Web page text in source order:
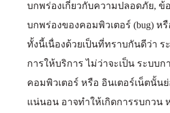
บกพร่องเกี่ยวกับความปลอดภัย, ข้
บกพร่องของคอมพิวเตอร์ (bug) หรื
ทั้งนี้เนื่องด้วยเป็นที่ทราบกันดีว่า ร
การให้บริการ ไม่ว่าจะเป็น ระบบก
คอมพิวเตอร์ หรือ อินเตอร์เน็ตนั้น
แน่นอน อาจทำให้เกิดการรบกวน